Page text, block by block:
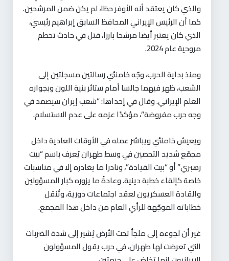
والذي كان يعتقد أنه الأوفر حظا، لم يكن ضمن المرشحين.
كما أن الرئيس الإيراني المحافظ السابق إبراهيم رئيسي،
الذي كان يعتبر أيضا مرشحا بارزا، قتل في حادث تحطم
مروحية عام 2024.
ومنذ بداية الحرب، وجّه خامنئي رسالتين مسجلتين إلى
الشعب، ظهر فيهما جالسا أمام ستائر بنية اللون وبجواره
العلم الإيراني. وقال في إحداها: “شعب إيران سيصمد في
وجه حرب مفروضة”، مؤكدًا عزمه على عدم الاستسلام.
ويعيش خامنئي ويباشر عمله في الأوقات العادية داخل
مجمّع شديد التحصين في وسط طهران يُعرف باسم “بيت
رهبري” أو “بيت القيادة”، ونادرا ما يغادره إلا في مناسبات
خاصة كإلقاء خطبة دينية. وعادةً ما يزوره كبار المسؤولين
والقادة العسكريون لعقد اجتماعات دورية، وتُنقل
خطاباته الموجّهة للرأي العام من داخل هذا المجمع.
غير أن لجوءه إلى ملجأ تحت الأرض يُشير إلى شدة الضربات
التي تعرضت لها طهران، في حرب يقول المسؤولون